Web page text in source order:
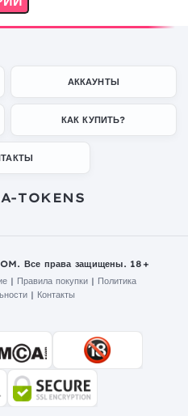
АККАУНТЫ
КАК КУПИТЬ?
Все права защищены. 18+
| Правила покупки | Политика
| Контакты